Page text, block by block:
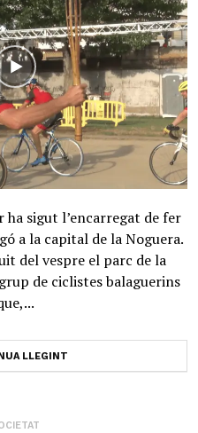
ha sigut l’encarregat de fer
a la capital de la Noguera.
del vespre el parc de la
de ciclistes balaguerins
LLEGINT